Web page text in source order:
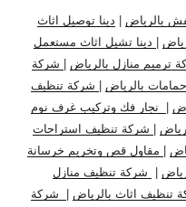
بالرياض | دينا توصيل اثاث
| دينا تشيل اثاث مستعمل
ترميم منازل بالرياض | شركة
بالرياض | شركة تنظيف
| نجار فك وتركيب غرف نوم
| شركة تنظيف استراحات
| مقاول قص وتخريم خرسانة
|
شركة تنظيف منازل
تنظيف اثاث بالرياض | شركة